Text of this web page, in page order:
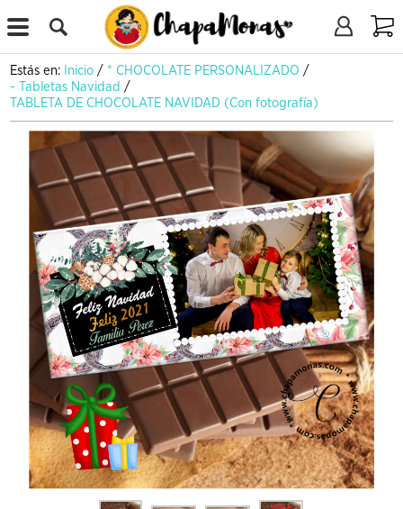
X
Estás en: Inicio / * CHOCOLATE PERSONALIZADO /
- Tabletas Navidad /
TABLETA DE CHOCOLATE NAVIDAD (Con fotografía)